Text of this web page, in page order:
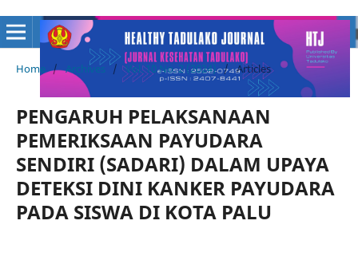
Home / Archives / Vol. 10 No. 2 (2024) / Articles
PENGARUH PELAKSANAAN
PEMERIKSAAN PAYUDARA
SENDIRI (SADARI) DALAM UPAYA
DETEKSI DINI KANKER PAYUDARA
PADA SISWA DI KOTA PALU